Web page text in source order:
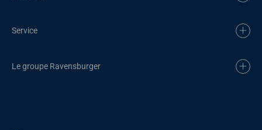
Service
Le groupe Ravensburger